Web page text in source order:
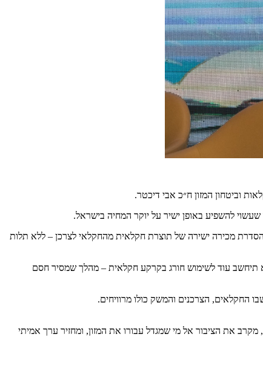
וביטחון המזון ח״כ אבי דיכטר.
להשפיע באופן ישיר על יוקר המחיה בישראל.
מכירה ישירה של תוצרת חקלאית מהחקלאי לצרכן – ללא תלות
תיחשב עוד לשימוש חורג בקרקע חקלאית – מהלך שמסיר חסם
החקלאים, הצרכנים והמשק כולו מרוויחים.
את הציבור אל מי שמגדל עבורו את המזון, ומחזיר ערך אמיתי